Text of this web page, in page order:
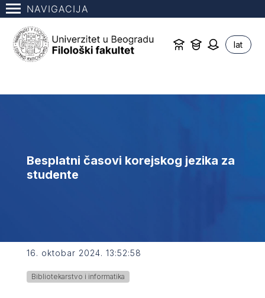
NAVIGACIJA
lat
Besplatni časovi korejskog jezika za
studente
16. oktobar 2024. 13:52:58
Bibliotekarstvo i informatika